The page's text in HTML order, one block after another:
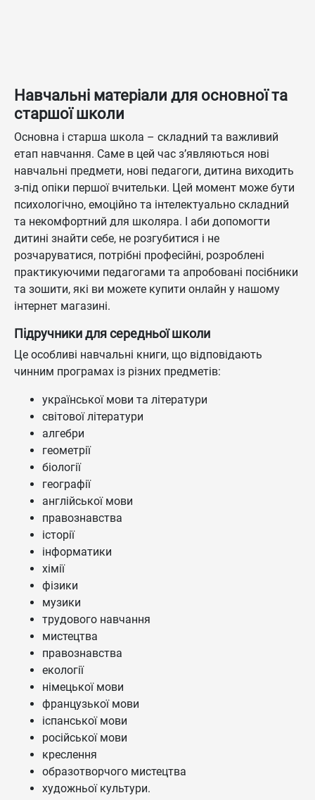
Навчальні матеріали для основної та
старшої школи
Основна і старша школа – складний та важливий
етап навчання. Саме в цей час з’являються нові
навчальні предмети, нові педагоги, дитина виходить
з-під опіки першої вчительки. Цей момент може бути
психологічно, емоційно та інтелектуально складний
та некомфортний для школяра. І аби допомогти
дитині знайти себе, не розгубитися і не
розчаруватися, потрібні професійні, розроблені
практикуючими педагогами та апробовані посібники
та зошити, які ви можете купити онлайн у нашому
інтернет магазині.
Підручники для середньої школи
Це особливі навчальні книги, що відповідають
чинним програмах із різних предметів:
української мови та літератури
світової літератури
алгебри
геометрії
біології
географії
англійської мови
правознавства
історії
інформатики
хімії
фізики
музики
трудового навчання
мистецтва
правознавства
екології
німецької мови
французької мови
іспанської мови
російської мови
креслення
образотворчого мистецтва
художньої культури.